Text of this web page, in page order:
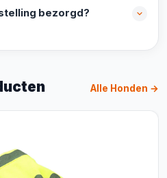
bezorgd?
Alle Honden →